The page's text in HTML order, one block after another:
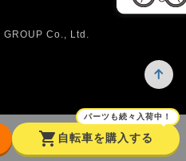
shopping_cart
パーツも続々入荷中！
自転車を購入する
Co., Ltd.